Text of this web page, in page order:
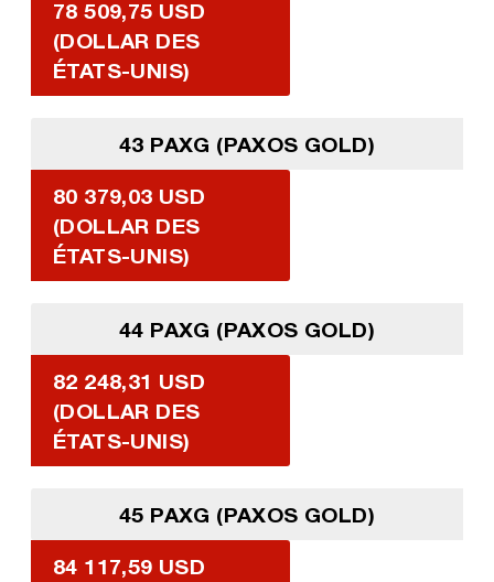
78 509,75 USD
(DOLLAR DES
ÉTATS-UNIS)
43 PAXG (PAXOS GOLD)
80 379,03 USD
(DOLLAR DES
ÉTATS-UNIS)
44 PAXG (PAXOS GOLD)
82 248,31 USD
(DOLLAR DES
ÉTATS-UNIS)
45 PAXG (PAXOS GOLD)
84 117,59 USD